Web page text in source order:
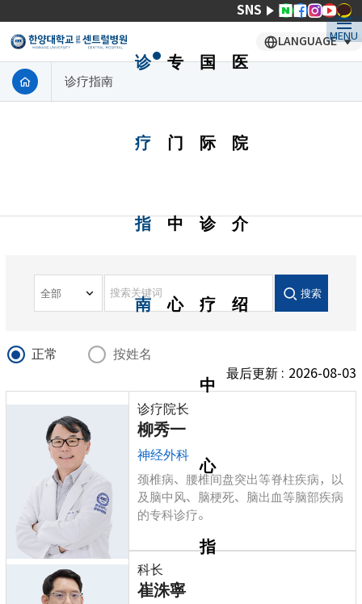
SNS
诊
疗
指
南
专
门
中
心
国
际
诊
疗
中
心
指
医
院
介
绍
LANGUAGEMENU
诊疗指南
搜索
正常
按姓名
最后更新 : 2026-08-03
诊疗院长
柳秀一
神经外科
颈椎病、腰椎间盘突出等脊柱疾病，以
及脑中风、脑梗死、脑出血等脑部疾病
的专科诊疗。
科长
崔洙寧